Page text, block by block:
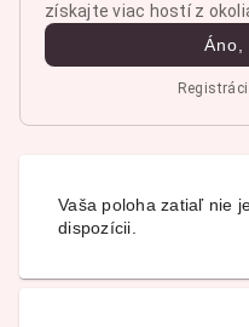
získajte viac hostí z
Áno,
Vaša poloha zatiaľ nie
dispozícii.